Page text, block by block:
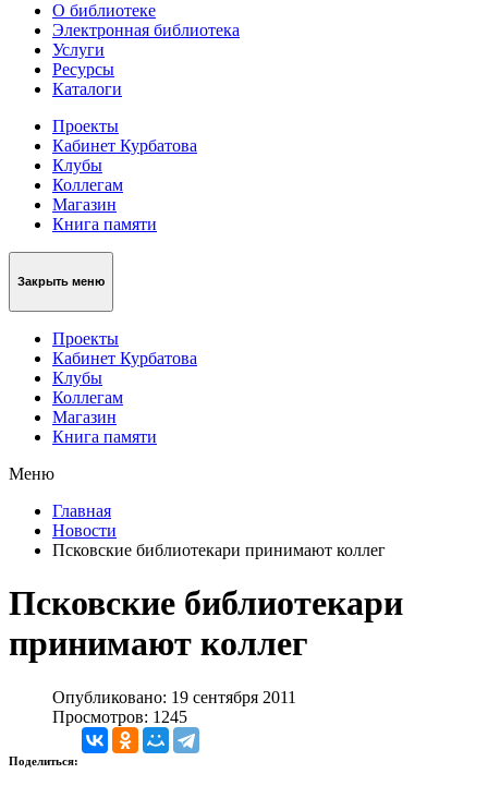
О библиотеке
Электронная библиотека
Услуги
Ресурсы
Каталоги
Проекты
Кабинет Курбатова
Клубы
Коллегам
Магазин
Книга памяти
Закрыть меню
Проекты
Кабинет Курбатова
Клубы
Коллегам
Магазин
Книга памяти
Меню
Главная
Новости
Псковские библиотекари принимают коллег
Псковские библиотекари
принимают коллег
Опубликовано: 19 сентября 2011
Просмотров: 1245
Поделиться: